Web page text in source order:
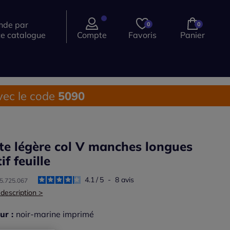
par
catalogue
Compte
0
Favoris
0
Panier
le code 5090
légère col V manches longues
feuille
4.1/ 5 - 8avis
>
: noir-marine imprimé